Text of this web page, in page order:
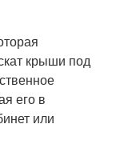
крыши под
его в
или